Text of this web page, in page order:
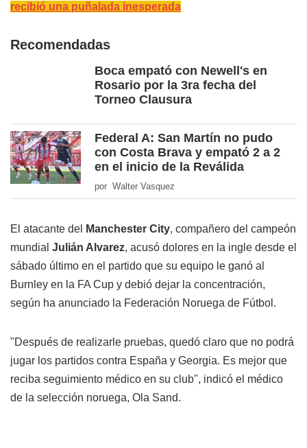
recibió una puñalada inesperada
Recomendadas
Boca empató con Newell's en
Rosario por la 3ra fecha del
Torneo Clausura
Federal A: San Martín no pudo
con Costa Brava y empató 2 a 2
en el inicio de la Reválida
por Walter Vasquez
El atacante del Manchester City, compañero del campeón
mundial Julián Alvarez, acusó dolores en la ingle desde el
sábado último en el partido que su equipo le ganó al
Burnley en la FA Cup y debió dejar la concentración,
según ha anunciado la Federación Noruega de Fútbol.
"Después de realizarle pruebas, quedó claro que no podrá
jugar los partidos contra España y Georgia. Es mejor que
reciba seguimiento médico en su club", indicó el médico
de la selección noruega, Ola Sand.